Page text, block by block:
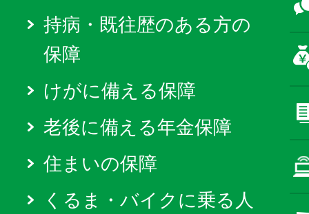
持病・既往歴のある方の
保障
けがに備える保障
老後に備える年金保障
住まいの保障
くるま・バイクに乗る人